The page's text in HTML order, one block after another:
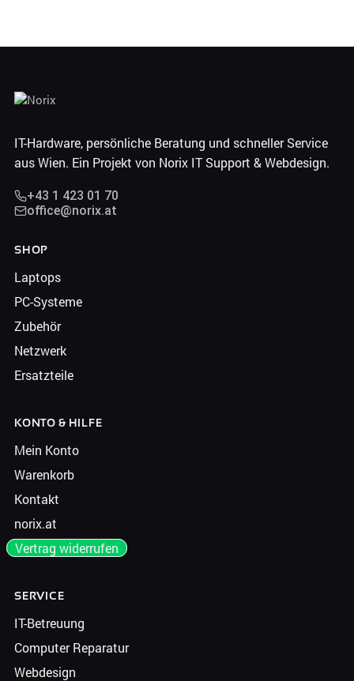
IT-Hardware, persönliche Beratung und schneller Service
aus Wien. Ein Projekt von Norix IT Support & Webdesign.
+43 1 423 01 70
office@norix.at
SHOP
Laptops
PC-Systeme
Zubehör
Netzwerk
Ersatzteile
KONTO & HILFE
Mein Konto
Warenkorb
Kontakt
norix.at
Vertrag widerrufen
SERVICE
IT-Betreuung
Computer Reparatur
Webdesign